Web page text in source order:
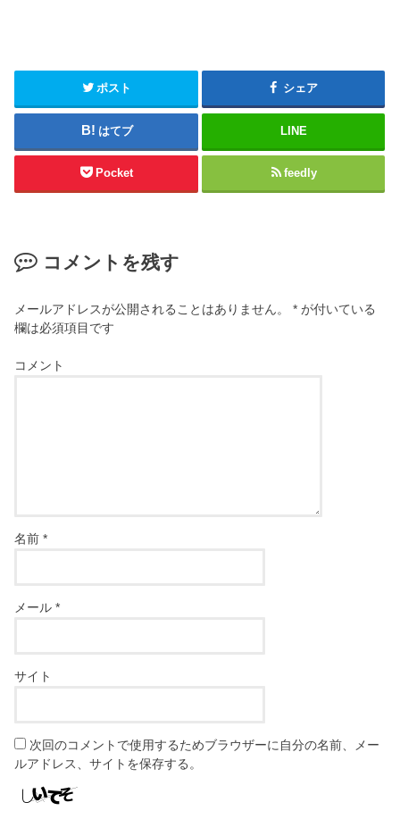
ポスト シェア
はてブ LINE
Pocket feedly
コメントを残す
メールアドレスが公開されることはありません。 * が付いている
欄は必須項目です
コメント
名前*
メール*
サイト
次回のコメントで使用するためブラウザーに自分の名前、メー
ルアドレス、サイトを保存する。